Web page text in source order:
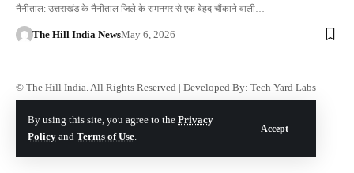
By using this site, you agree to the Privacy
Policy and Terms of Use.
Accept
नैनीताल: उत्तराखंड के नैनीताल जिले के रामनगर से एक बेहद चौंकाने वाली…
The Hill India NewsMay 6, 2026
© The Hill India. All Rights Reserved | Developed By: Tech Yard Labs